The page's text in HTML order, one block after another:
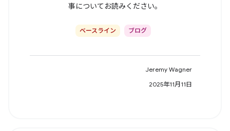
事についてお読みください。
ベースライン ブログ
Jeremy Wagner
2025年11月11日